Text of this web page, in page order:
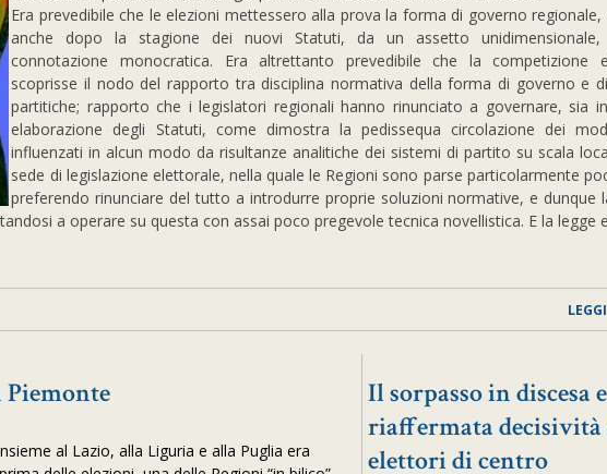
Era prevedibile che le elezioni mettessero alla prova la forma di governo regionale,
anche dopo la stagione dei nuovi Statuti, da un assetto
connotazione monocratica. Era altrettanto prevedibile che la competizione
scoprisse il nodo del rapporto tra disciplina normativa della forma di governo e
partitiche; rapporto che i legislatori regionali hanno rinunciato a governare, sia
elaborazione degli Statuti, come dimostra la pedissequa circolazione dei
influenzati in alcun modo da risultanze analitiche dei sistemi di partito su scala
sede di legislazione elettorale, nella quale le Regioni sono parse particolarmente
preferendo rinunciare del tutto a introdurre proprie soluzioni normative, e dunque
a operare su questa con assai poco pregevole tecnica novellistica. E la legge
al Lazio, alla Liguria e alla Puglia era
Il sorpasso in discesa
riaffermata decisività
elettori di centro